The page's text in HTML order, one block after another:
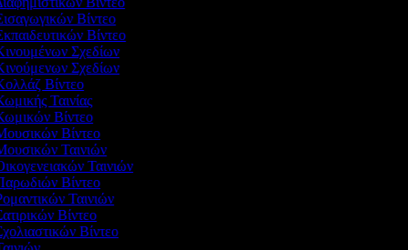
Βίντεο
Βίντεο
Σχεδίων
Σχεδίων
Βίντεο
Ταινίας
Βίντεο
Βίντεο
Ταινιών
Ταινιών
Βίντεο
Ταινιών
Βίντεο
Βίντεο